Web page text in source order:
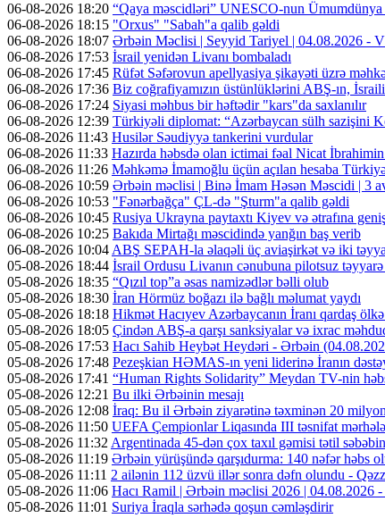
06-08-2026 18:20 “Qaya məscidləri” UNESCO-nun Ümumdünya
06-08-2026 18:15 "Orxus" "Sabah"a qalib gəldi
06-08-2026 18:07 Ərbəin Məclisi | Seyyid Tariyel | 04.08.2026 -
06-08-2026 17:53 İsrail yenidən Livanı bombaladı
06-08-2026 17:45 Rüfət Səfərovun apellyasiya şikayəti üzrə
06-08-2026 17:36 Biz coğrafiyamızın üstünlüklərini ABŞ-ın,
06-08-2026 17:24 Siyasi məhbus bir həftədir "kars"da saxlanılır
06-08-2026 12:39 Türkiyəli diplomat: “Azərbaycan sülh sazişini
06-08-2026 11:43 Husilər Səudiyyə tankerini vurdular
06-08-2026 11:33 Hazırda həbsdə olan ictimai fəal Nicat İbrahimin
06-08-2026 11:26 Məhkəmə İmamoğlu üçün açılan hesaba
06-08-2026 10:59 Ərbəin məclisi | Binə İmam Həsən Məscidi | 3
06-08-2026 10:53 "Fənərbağça" ÇL-də "Şturm"a qalib gəldi
06-08-2026 10:45 Rusiya Ukrayna paytaxtı Kiyev və ətrafına
06-08-2026 10:25 Bakıda Mirtağı məscidində yanğın baş verib
06-08-2026 10:04 ABŞ SEPAH-la əlaqəli üç aviaşirkət və iki
05-08-2026 18:44 İsrail Ordusu Livanın cənubuna pilotsuz
05-08-2026 18:35 “Qızıl top”a əsas namizədlər bəlli olub
05-08-2026 18:30 İran Hörmüz boğazı ilə bağlı məlumat yaydı
05-08-2026 18:18 Hikmət Hacıyev Azərbaycanın İranı qardaş
05-08-2026 18:05 Çindən ABŞ-a qarşı sanksiyalar və ixrac
05-08-2026 17:53 Hacı Sahib Heybət Heydəri - Ərbəin
05-08-2026 17:48 Pezeşkian HƏMAS-ın yeni liderinə İranın
05-08-2026 17:41 “Human Rights Solidarity” Meydan TV-nin
05-08-2026 12:21 Bu ilki Ərbəinin mesajı
05-08-2026 12:08 İraq: Bu il Ərbəin ziyarətinə təxminən 20 milyon
05-08-2026 11:50 UEFA Çempionlar Liqasında III təsnifat
05-08-2026 11:32 Argentinada 45-dən çox taxıl gəmisi tətil
05-08-2026 11:19 Ərbəin yürüşündə qarşıdurma: 140 nəfər həbs
05-08-2026 11:11 2 ailənin 112 üzvü illər sonra dəfn olundu -
05-08-2026 11:06 Hacı Ramil | Ərbəin məclisi 2026 | 04.08.2026
05-08-2026 11:01 Suriya İraqla sərhədə qoşun cəmləşdirir